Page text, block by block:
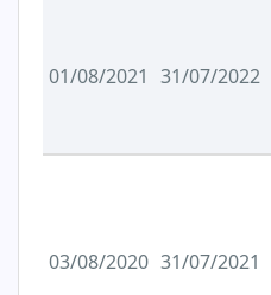
01/08/2021 31/07/2022
03/08/2020 31/07/2021